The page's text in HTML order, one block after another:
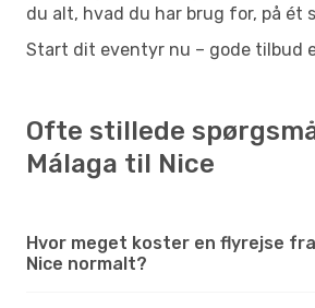
du alt, hvad du har brug for, på ét
Start dit eventyr nu – gode tilbud
Ofte stillede
Málaga til Nice
Hvor meget koster en flyrejse
Nice normalt?